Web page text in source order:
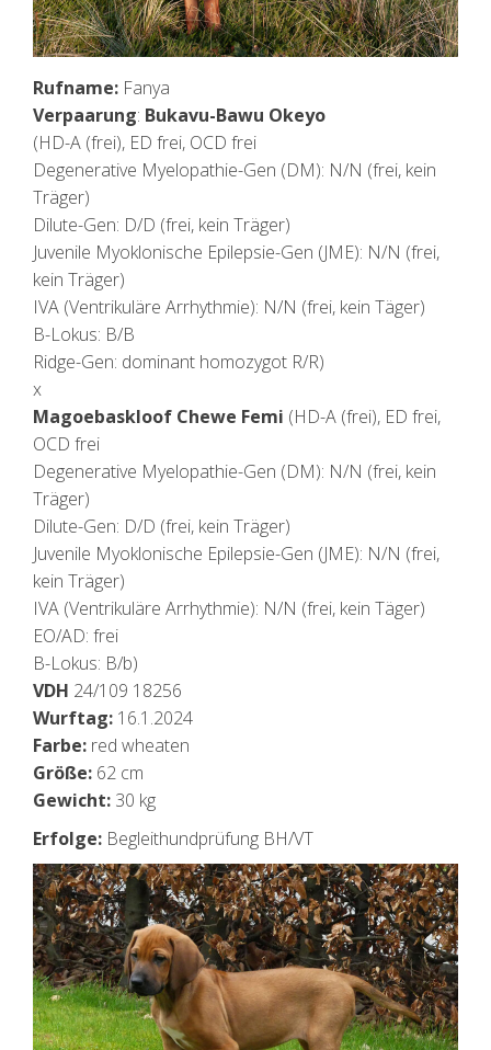
Rufname: Fanya
Verpaarung: Bukavu-Bawu Okeyo
(HD-A (frei), ED frei, OCD frei
Degenerative Myelopathie-Gen (DM): N/N (frei, kein
Träger)
Dilute-Gen: D/D (frei, kein Träger)
Juvenile Myoklonische Epilepsie-Gen (JME): N/N (frei,
kein Träger)
IVA (Ventrikuläre Arrhythmie): N/N (frei, kein Täger)
B-Lokus: B/B
Ridge-Gen: dominant homozygot R/R)
x
Magoebaskloof Chewe Femi (HD-A (frei), ED frei,
OCD frei
Degenerative Myelopathie-Gen (DM): N/N (frei, kein
Träger)
Dilute-Gen: D/D (frei, kein Träger)
Juvenile Myoklonische Epilepsie-Gen (JME): N/N (frei,
kein Träger)
IVA (Ventrikuläre Arrhythmie): N/N (frei, kein Täger)
EO/AD: frei
B-Lokus: B/b)
VDH 24/109 18256
Wurftag: 16.1.2024
Farbe: red wheaten
Größe: 62 cm
Gewicht: 30 kg
Erfolge: Begleithundprüfung BH/VT